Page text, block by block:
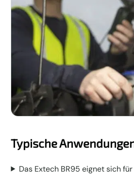
Typische
Das Extech BR95 eignet sich